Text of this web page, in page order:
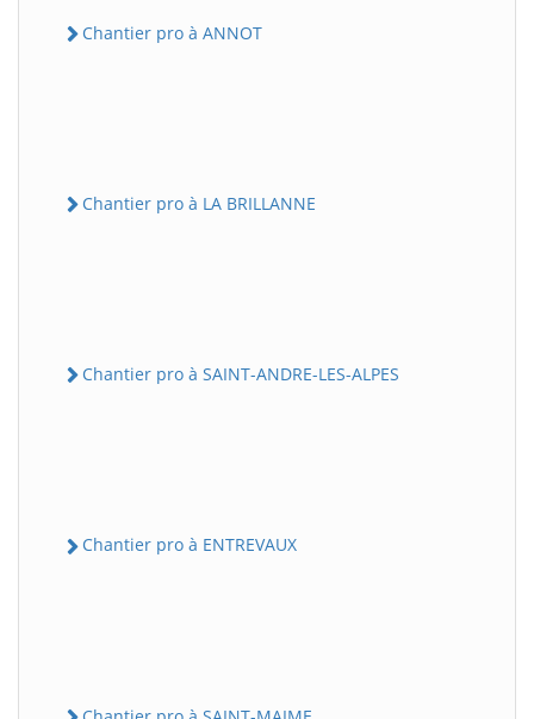
Chantier pro à ANNOT
Chantier pro à LA BRILLANNE
Chantier pro à SAINT-ANDRE-LES-ALPES
Chantier pro à ENTREVAUX